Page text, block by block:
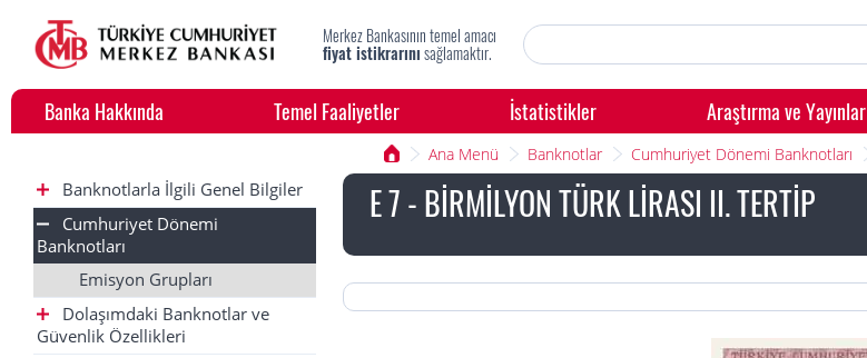
Merkez Bankasının temel amacı
fiyat istikrarınısağlamaktır.
Banka Hakkında Temel Faaliyetler İstatistikler Araştırma ve Yayınlar
Ana Menü Banknotlar Cumhuriyet Dönemi Banknotları
Banknotlarla İlgili Genel Bilgiler
Cumhuriyet Dönemi
Banknotları
Emisyon Grupları
Dolaşımdaki Banknotlar ve
Güvenlik Özellikleri
E 7 - BİRMİLYON TÜRK LİRASI II. TERTİP